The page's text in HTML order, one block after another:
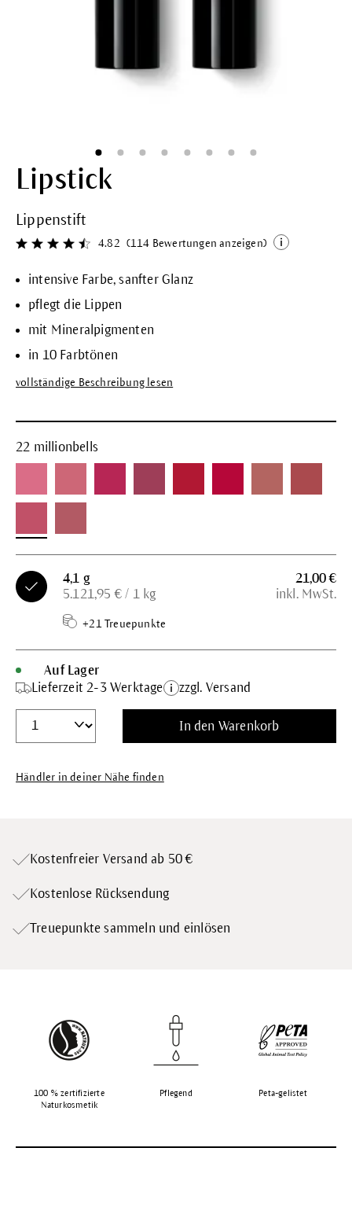
Lipstick
Lippenstift
Durchschnittliche Bewertung von 4.8 von 5 Sternen
4.82 (114 Bewertungen anzeigen)
intensive Farbe, sanfter Glanz
pflegt die Lippen
mit Mineralpigmenten
in 10 Farbtönen
vollständige Beschreibung lesen
22 millionbells
4,1 g
5.121,95 € / 1 kg
+21 Treuepunkte
21,00 €
inkl. MwSt.
Auf Lager
Lieferzeit 2-3 Werktage
zzgl. Versand
In den Warenkorb
Händler in deiner Nähe finden
Kostenfreier Versand ab 50 €
Kostenlose Rücksendung
Treuepunkte sammeln und einlösen
100 % zertifizierte
Naturkosmetik
Pflegend Peta-gelistet